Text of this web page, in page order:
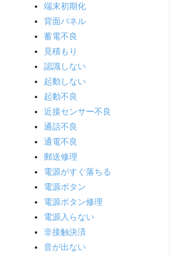
端末初期化
背面パネル
蓄電不良
見積もり
認識しない
起動しない
起動不良
近接センサー不良
通話不良
通電不良
郵送修理
電源がすぐ落ちる
電源ボタン
電源ボタン修理
電源入らない
非接触決済
音が出ない